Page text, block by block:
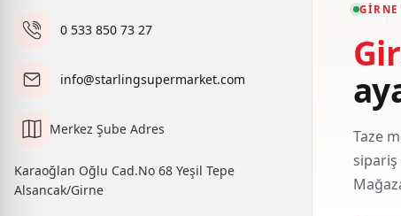
0 533 850 73 27
info@starlingsupermarket.com
Merkez Şube Adres
Karaoğlan Oğlu Cad.No 68 Yeşil Tepe
Alsancak/Girne
Taze
sipariş